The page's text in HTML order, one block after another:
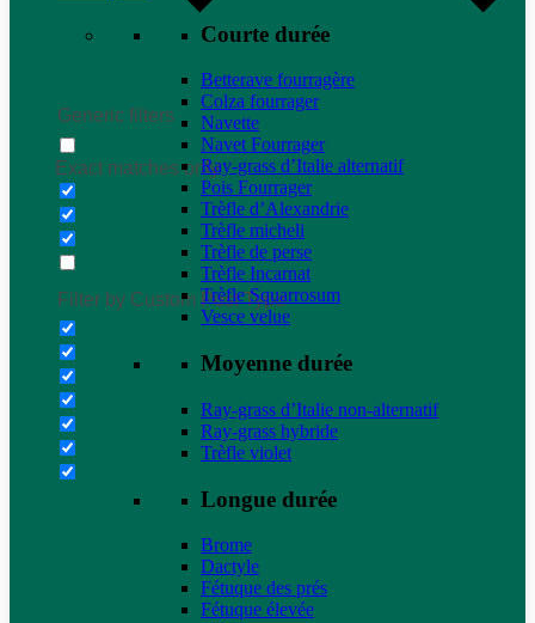
Generic filters
Exact matches only
Filter by Custom Post Type
Courte durée
Betterave fourragère
Colza fourrager
Navette
Navet Fourrager
Ray-grass d’Italie alternatif
Pois Fourrager
Trèfle d’Alexandrie
Trèfle micheli
Trèfle de perse
Trèfle Incarnat
Trèfle Squarrosum
Vesce velue
Moyenne durée
Ray-grass d’Italie non-alternatif
Ray-grass hybride
Trèfle violet
Longue durée
Brome
Dactyle
Fétuque des prés
Fétuque élevée